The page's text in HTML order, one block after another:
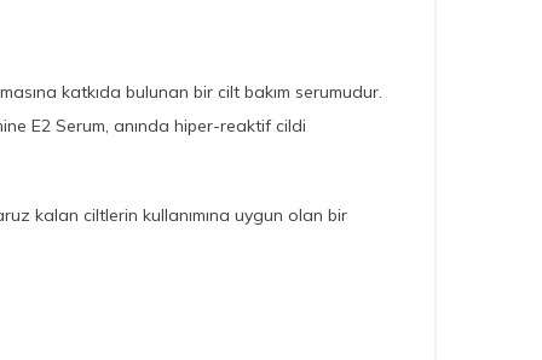
katkıda bulunan bir cilt bakım serumudur.
E2 Serum, anında hiper-reaktif cildi
kalan ciltlerin kullanımına uygun olan bir